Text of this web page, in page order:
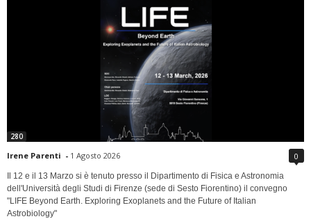
280
Irene Parenti - 1 Agosto 2026 0
Il 12 e il 13 Marzo si è tenuto presso il Dipartimento di Fisica e Astronomia
dell'Università degli Studi di Firenze (sede di Sesto Fiorentino) il convegno
"LIFE Beyond Earth. Exploring Exoplanets and the Future of Italian
Astrobiology"